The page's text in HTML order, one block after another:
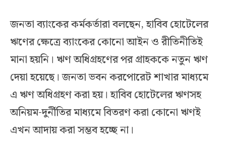
জনতা ব্যাংকের কর্মকর্তারা বলছেন, হাবিব হোটেলের
ঋণের ক্ষেত্রে ব্যাংকের কোনো আইন ও রীতিনীতিই
মানা হয়নি। ঋণ অধিগ্রহণের পর গ্রাহককে নতুন ঋণ
দেয়া হয়েছে। জনতা ভবন করপোরেট শাখার মাধ্যমে
এ ঋণ অধিগ্রহণ করা হয়। হাবিব হোটেলের ঋণসহ
অনিয়ম-দুর্নীতির মাধ্যমে বিতরণ করা কোনো ঋণই
এখন আদায় করা সম্ভব হচ্ছে না।